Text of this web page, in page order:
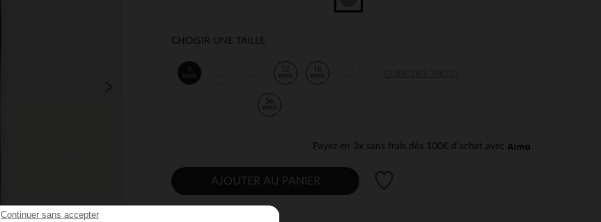
Continuer sans accepter
CHOISIR UNE TAILLE
3
mois
12
mois
18
mois
36
mois
Payez en 3x sans frais dès 100€ d'achat avec
AJOUTER AU PANIER